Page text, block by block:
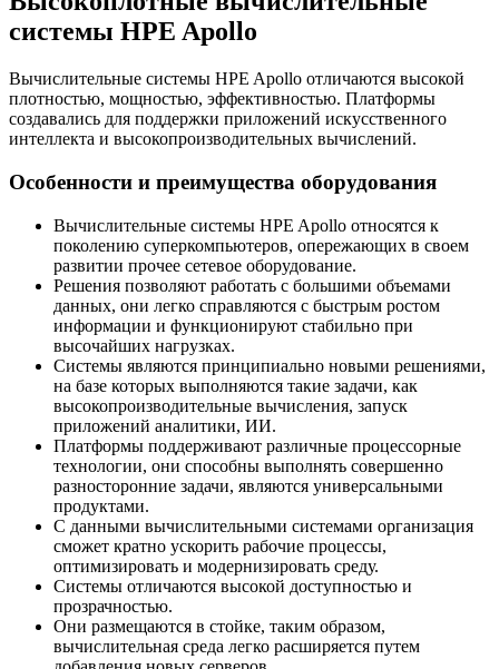
системы HPE Apollo
Вычислительные системы HPE Apollo отличаются высокой
плотностью, мощностью, эффективностью. Платформы
создавались для поддержки приложений искусственного
интеллекта и высокопроизводительных вычислений.
Особенности и преимущества оборудования
Вычислительные системы HPE Apollo относятся к
поколению суперкомпьютеров, опережающих в своем
развитии прочее сетевое оборудование.
Решения позволяют работать с большими объемами
данных, они легко справляются с быстрым ростом
информации и функционируют стабильно при
высочайших нагрузках.
Системы являются принципиально новыми решениями,
на базе которых выполняются такие задачи, как
высокопроизводительные вычисления, запуск
приложений аналитики, ИИ.
Платформы поддерживают различные процессорные
технологии, они способны выполнять совершенно
разносторонние задачи, являются универсальными
продуктами.
С данными вычислительными системами организация
сможет кратно ускорить рабочие процессы,
оптимизировать и модернизировать среду.
Системы отличаются высокой доступностью и
прозрачностью.
Они размещаются в стойке, таким образом,
вычислительная среда легко расширяется путем